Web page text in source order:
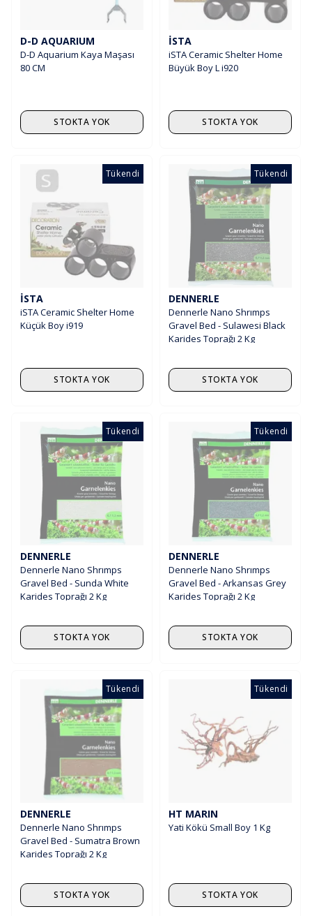
D-D AQUARIUM
D-D Aquarium Kaya Maşası
80 CM
STOKTA YOK
İSTA
iSTA Ceramic Shelter Home
Büyük Boy L i920
STOKTA YOK
Tükendi
İSTA
iSTA Ceramic Shelter Home
Küçük Boy i919
STOKTA YOK
Tükendi
DENNERLE
Dennerle Nano Shrımps
Gravel Bed - Sulawesi Black
Karides Toprağı 2 Kg
STOKTA YOK
Tükendi
DENNERLE
Dennerle Nano Shrımps
Gravel Bed - Sunda White
Karides Toprağı 2 Kg
STOKTA YOK
Tükendi
DENNERLE
Dennerle Nano Shrımps
Gravel Bed - Arkansas Grey
Karides Toprağı 2 Kg
STOKTA YOK
Tükendi
DENNERLE
Dennerle Nano Shrımps
Gravel Bed - Sumatra Brown
Karides Toprağı 2 Kg
STOKTA YOK
Tükendi
HT MARIN
Yati Kökü Small Boy 1 Kg
STOKTA YOK